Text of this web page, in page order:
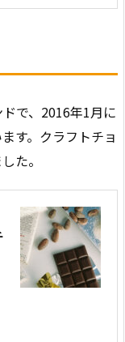
で、2016年1月に
す。クラフトチョ
た。